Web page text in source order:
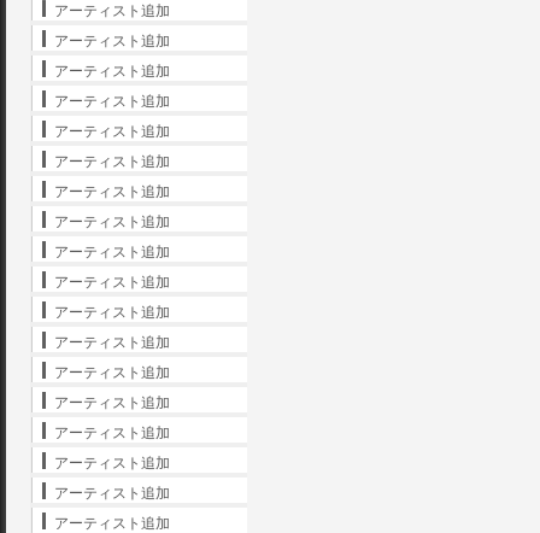
アーティスト追加
アーティスト追加
アーティスト追加
アーティスト追加
アーティスト追加
アーティスト追加
アーティスト追加
アーティスト追加
アーティスト追加
アーティスト追加
アーティスト追加
アーティスト追加
アーティスト追加
アーティスト追加
アーティスト追加
アーティスト追加
アーティスト追加
アーティスト追加